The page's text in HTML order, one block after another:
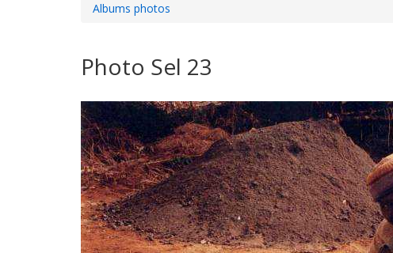
Albums photos
Photo Sel 23